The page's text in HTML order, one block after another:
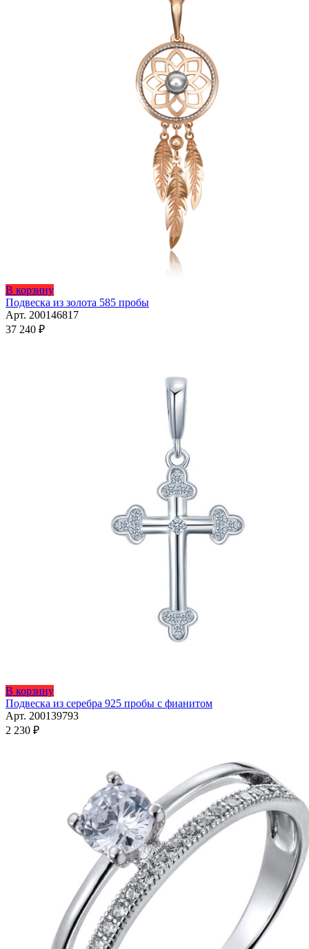
В корзину
Подвеска из золота 585 пробы
Арт. 200146817
37 240 ₽
В корзинуЭтот
товар
имеет
странице
товара.
Подвеска из серебра 925 пробы с фианитом
Арт. 200139793
2 230 ₽